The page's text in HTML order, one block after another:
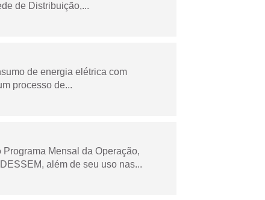
de Distribuição,...
de energia elétrica com
processo de...
Mensal da Operação,
além de seu uso nas...